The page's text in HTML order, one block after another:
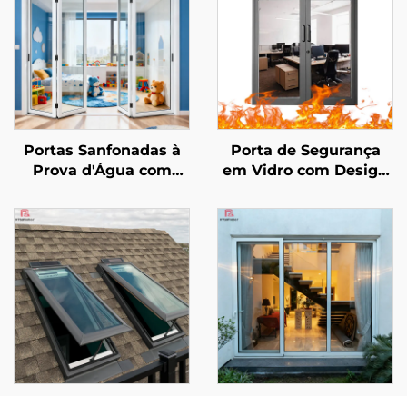
Portas Sanfonadas à
Prova d'Água com
Sistema de Porta
Sanfonada de
Alumínio Externa para
Varanda de Vila com
Divisória Dobrável de
Vidro
Porta de Segurança
em Vidro com Design
Shopping e Uso
Comercial, com
Superfície Acabada
Classificada para Fogo
Interno